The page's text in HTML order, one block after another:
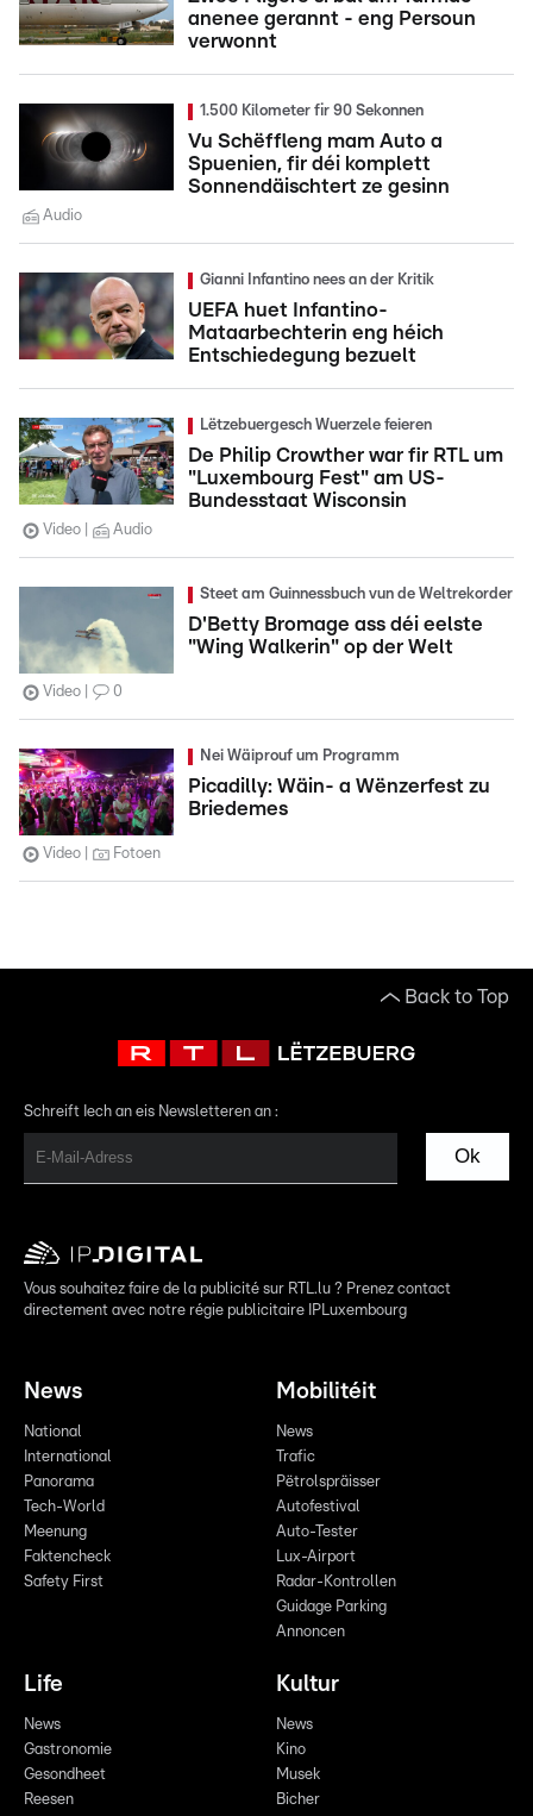
anenee gerannt - eng Persoun
verwonnt
1.500 Kilometer fir 90 Sekonnen
Vu Schëffleng mam Auto a
Spuenien, fir déi komplett
Sonnendäischtert ze gesinn
Audio
Gianni Infantino nees an der Kritik
UEFA huet Infantino-
Mataarbechterin eng héich
Entschiedegung bezuelt
Lëtzebuergesch Wuerzele feieren
De Philip Crowther war fir RTL um
"Luxembourg Fest" am US-
Bundesstaat Wisconsin
Video Audio
Steet am Guinnessbuch vun de Weltrekorder
D'Betty Bromage ass déi eelste
"Wing Walkerin" op der Welt
Video 0
Nei Wäiprouf um Programm
Picadilly: Wäin- a Wënzerfest zu
Briedemes
Video Fotoen
Back to Top
Schreift Iech an eis Newsletteren an :
Ok
Vous souhaitez faire de la publicité sur RTL.lu ? Prenez contact
directement avec notre régie publicitaire IPLuxembourg
News
National
International
Panorama
Tech-World
Meenung
Faktencheck
Safety First
Mobilitéit
News
Trafic
Pëtrolspräisser
Autofestival
Auto-Tester
Lux-Airport
Radar-Kontrollen
Guidage Parking
Annoncen
Life
News
Gastronomie
Gesondheet
Reesen
Kultur
News
Kino
Musek
Bicher